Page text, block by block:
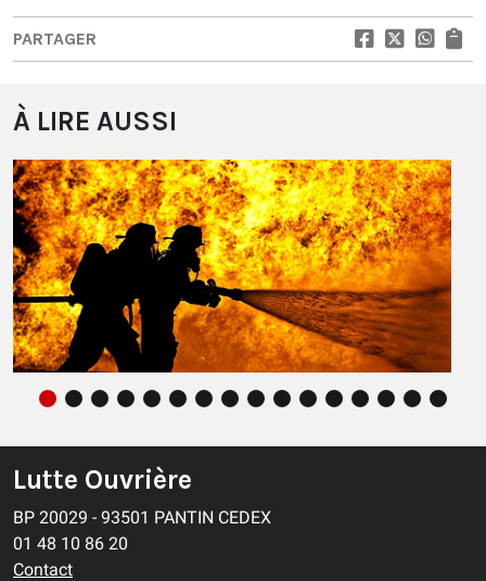
PARTAGER
À LIRE AUSSI
ennemi
EN BREF
Lutte Ouvrière
BP 20029 - 93501 PANTIN CEDEX
01 48 10 86 20
Contact